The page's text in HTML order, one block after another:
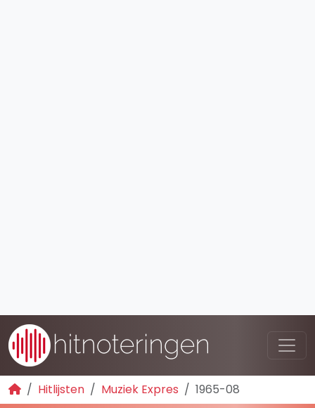
Hitlijsten Muziek Expres 1965-08